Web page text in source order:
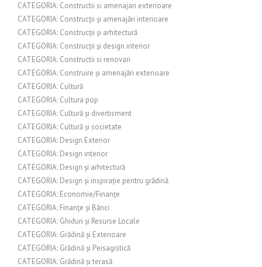
CATEGORIA: Constructii si amenajari exterioare
CATEGORIA: Construcții și amenajări interioare
CATEGORIA: Construcții și arhitectură
CATEGORIA: Construcții și design interior
CATEGORIA: Constructii si renovari
CATEGORIA: Construire și amenajări exterioare
CATEGORIA: Cultură
CATEGORIA: Cultura pop
CATEGORIA: Cultură și divertisment
CATEGORIA: Cultură și societate
CATEGORIA: Design Exterior
CATEGORIA: Design interior
CATEGORIA: Design și arhitectură
CATEGORIA: Design și inspirație pentru grădină
CATEGORIA: Economie/Finanțe
CATEGORIA: Finanțe și Bănci
CATEGORIA: Ghiduri și Resurse Locale
CATEGORIA: Grădină și Exterioare
CATEGORIA: Grădină și Peisagistică
CATEGORIA: Grădină și terasă